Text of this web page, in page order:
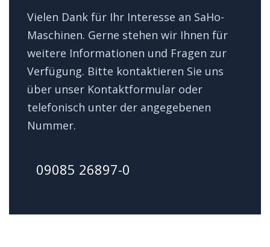
Vielen Dank für Ihr Interesse an SaHo-
Maschinen. Gerne stehen wir Ihnen für
weitere Informationen und Fragen zur
Verfügung. Bitte kontaktieren Sie uns
über unser Kontaktformular oder
telefonisch unter der angegebenen
Nummer.
09085 26897-0